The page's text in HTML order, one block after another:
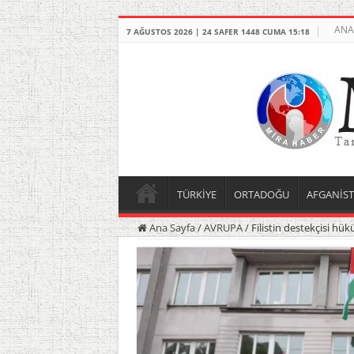
7 AĞUSTOS 2026 | 24 SAFER 1448 CUMA 15:18
TÜRKİYE ORTADOĞU
Ana Sayfa/AVRUPA/Filistin destekçisi